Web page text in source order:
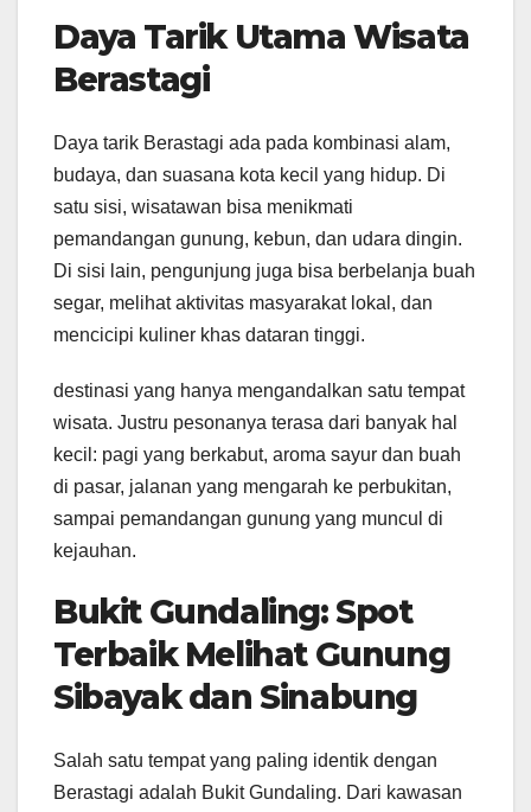
Daya Tarik Utama Wisata
Berastagi
Daya tarik Berastagi ada pada kombinasi alam,
budaya, dan suasana kota kecil yang hidup. Di
satu sisi, wisatawan bisa menikmati
pemandangan gunung, kebun, dan udara dingin.
Di sisi lain, pengunjung juga bisa berbelanja buah
segar, melihat aktivitas masyarakat lokal, dan
mencicipi kuliner khas dataran tinggi.
destinasi yang hanya mengandalkan satu tempat
wisata. Justru pesonanya terasa dari banyak hal
kecil: pagi yang berkabut, aroma sayur dan buah
di pasar, jalanan yang mengarah ke perbukitan,
sampai pemandangan gunung yang muncul di
kejauhan.
Bukit Gundaling: Spot
Terbaik Melihat Gunung
Sibayak dan Sinabung
Salah satu tempat yang paling identik dengan
Berastagi adalah Bukit Gundaling. Dari kawasan